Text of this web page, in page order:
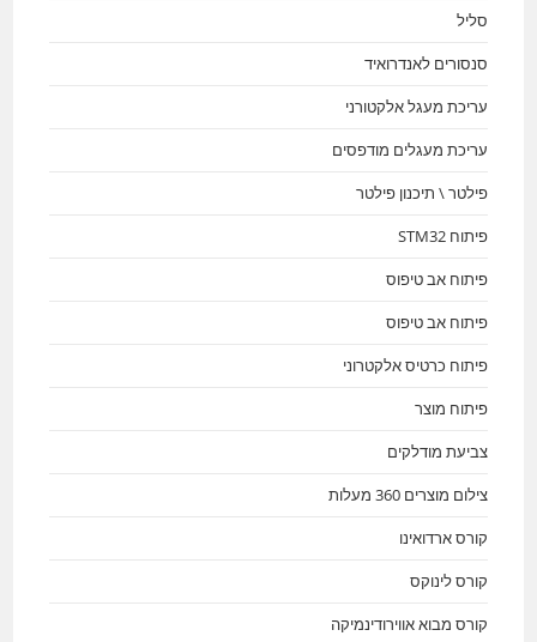
סליל
סנסורים לאנדרואיד
עריכת מעגל אלקטורני
עריכת מעגלים מודפסים
פילטר \ תיכנון פילטר
פיתוח STM32
פיתוח אב טיפוס
פיתוח אב טיפוס
פיתוח כרטיס אלקטרוני
פיתוח מוצר
צביעת מודלקים
צילום מוצרים 360 מעלות
קורס ארדואינו
קורס לינוקס
קורס מבוא אווירודינמיקה